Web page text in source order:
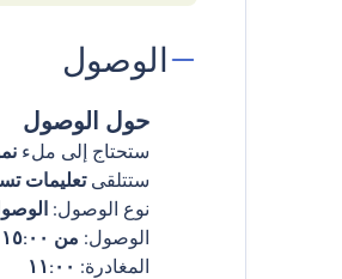
الوصول
حول الوصول
ستحتاج إلى ملء
ستتلقىتعليمات
نوع الوصول:
الوصول: من ١٥:٠٠
المغادرة: ١١:٠٠